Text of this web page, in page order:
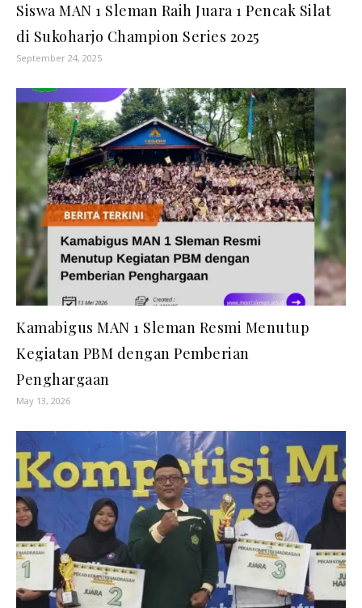
Siswa MAN 1 Sleman Raih Juara 1 Pencak Silat
di Sukoharjo Champion Series 2025
September 24, 2025
Kamabigus MAN 1 Sleman Resmi Menutup
Kegiatan PBM dengan Pemberian
Penghargaan
May 13, 2026